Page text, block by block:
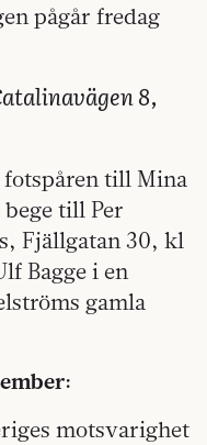
pågår fredag
8,
till Mina
till Per
Fjällgatan 30, kl
Bagge i en
gamla
motsvarighet